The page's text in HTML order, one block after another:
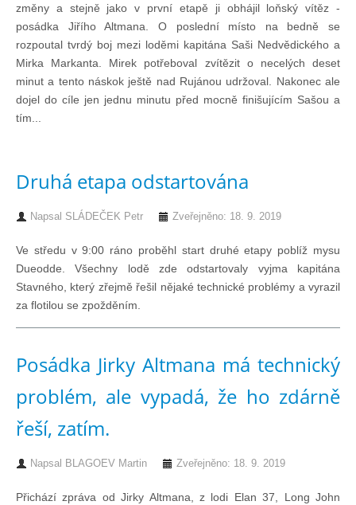
Rádio (MF, HF, VHF)
Kapitánské zkoušky
Offshore Cup
Pohár mistrů
Osobnost roku
Mezinárodní pohár
Modrá stuha
Kvízy
změny a stejně jako v první etapě ji obhájil loňský vítěz -
posádka Jiřího Altmana. O poslední místo na bedně se
rozpoutal tvrdý boj mezi loděmi kapitána Saši Nedvědického a
Mirka Markanta. Mirek potřeboval zvítězit o necelých deset
minut a tento náskok ještě nad Rujánou udržoval. Nakonec ale
dojel do cíle jen jednu minutu před mocně finišujícím Sašou a
tím...
Druhá etapa odstartována
Napsal SLÁDEČEK Petr Zveřejněno: 18. 9. 2019
Ve středu v 9:00 ráno proběhl start druhé etapy poblíž mysu
Dueodde. Všechny lodě zde odstartovaly vyjma kapitána
Stavného, který zřejmě řešil nějaké technické problémy a vyrazil
za flotilou se zpožděním.
Posádka Jirky Altmana má technický
problém, ale vypadá, že ho zdárně
řeší, zatím.
Napsal BLAGOEV Martin Zveřejněno: 18. 9. 2019
Přichází zpráva od Jirky Altmana, z lodi Elan 37, Long John